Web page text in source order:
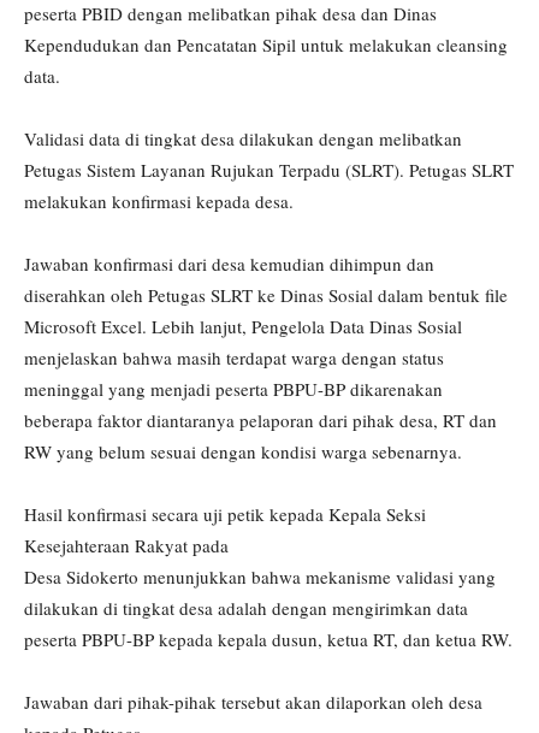
peserta PBID dengan melibatkan pihak desa dan Dinas
Kependudukan dan Pencatatan Sipil untuk melakukan cleansing
data.
Validasi data di tingkat desa dilakukan dengan melibatkan
Petugas Sistem Layanan Rujukan Terpadu (SLRT). Petugas SLRT
melakukan konfirmasi kepada desa.
Jawaban konfirmasi dari desa kemudian dihimpun dan
diserahkan oleh Petugas SLRT ke Dinas Sosial dalam bentuk file
Microsoft Excel. Lebih lanjut, Pengelola Data Dinas Sosial
menjelaskan bahwa masih terdapat warga dengan status
meninggal yang menjadi peserta PBPU-BP dikarenakan
beberapa faktor diantaranya pelaporan dari pihak desa, RT dan
RW yang belum sesuai dengan kondisi warga sebenarnya.
Hasil konfirmasi secara uji petik kepada Kepala Seksi
Kesejahteraan Rakyat pada
Desa Sidokerto menunjukkan bahwa mekanisme validasi yang
dilakukan di tingkat desa adalah dengan mengirimkan data
peserta PBPU-BP kepada kepala dusun, ketua RT, dan ketua RW.
Jawaban dari pihak-pihak tersebut akan dilaporkan oleh desa